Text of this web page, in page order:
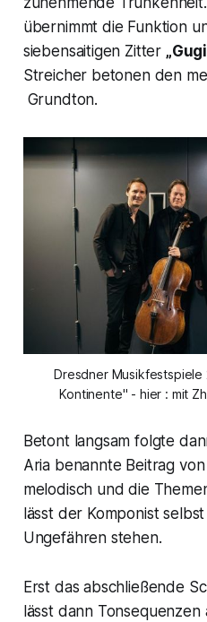
übernimmt die Funktion
siebensaitigen Zitter
Streicher betonen den
Grundton.
Dresdner
Kontinente" - hier : mit
Betont langsam folgte
Aria benannte Beitrag von
melodisch und die
lässt der Komponist
Ungefähren stehen.
Erst das abschließende
lässt dann